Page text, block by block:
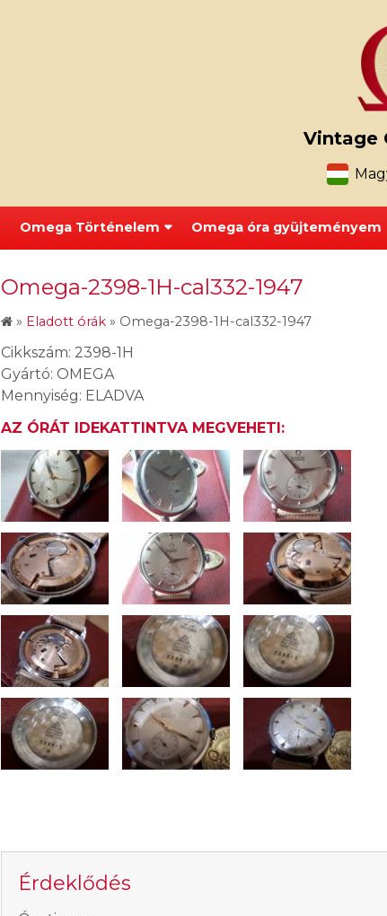
Vintage
Omega Történelem Omega óra gyüjteményem
Omega-2398-1H-cal332-1947
» Eladott órák » Omega-2398-1H-cal332-1947
Cikkszám: 2398-1H
Gyártó: OMEGA
Mennyiség: ELADVA
AZ ÓRÁT IDEKATTINTVA MEGVEHETI:
Érdeklődés